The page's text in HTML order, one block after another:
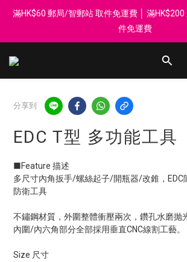
登記會員享每$50回贈$1 │ 滿HK$899 送 N-rit
汗毛巾 韓國制 送完即止
滿HK$60 郵局/智郵站 取件免運費 │ 滿
件免運費
Whatsapp 98569349 │ 歡迎團體採購, 報價
登記會員享每$50回贈$1 │ 滿HK$899 送 N-rit
汗毛巾 韓國制 送完即止
分享到
EDC T型 多功能工具
■Feature 描述
多尺寸內角扳手/螺絲起子/開瓶器/改錐，EDC
防衛工具
不鏽鋼材質，外圍整體衝壓兩次，鑽孔水磨抛
內圍/內六角部分全部採用垂直CNC線割工藝。
Size 尺寸